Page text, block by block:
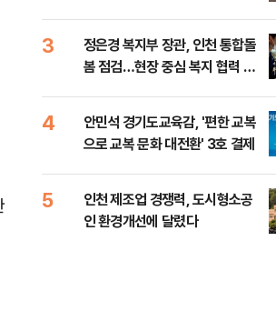
3
정은경 복지부 장관, 인천 통합돌
봄 점검…현장 중심 복지 협력 강
4
안민석 경기도교육감, '편한 교복
으로 교복 문화 대전환' 3호 결제
5
인천 제조업 경쟁력, 도시형소공
인 환경개선에 달렸다